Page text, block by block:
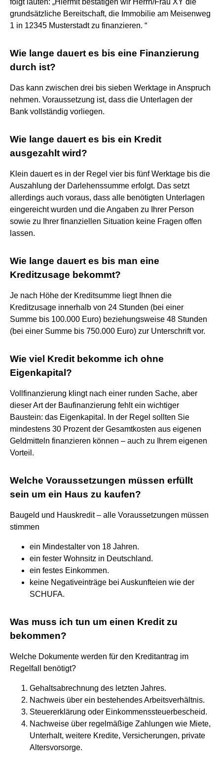
grundsätzliche Bereitschaft, die Immobilie am Meisenweg
1 in 12345 Musterstadt zu finanzieren. “
Wie lange dauert es bis eine Finanzierung
durch ist?
Das kann zwischen drei bis sieben Werktage in Anspruch
nehmen. Voraussetzung ist, dass die Unterlagen der
Bank vollständig vorliegen.
Wie lange dauert es bis ein Kredit
ausgezahlt wird?
Klein dauert es in der Regel vier bis fünf Werktage bis die
Auszahlung der Darlehenssumme erfolgt. Das setzt
allerdings auch voraus, dass alle benötigten Unterlagen
eingereicht wurden und die Angaben zu Ihrer Person
sowie zu Ihrer finanziellen Situation keine Fragen offen
lassen.
Wie lange dauert es bis man eine
Kreditzusage bekommt?
Je nach Höhe der Kreditsumme liegt Ihnen die
Kreditzusage innerhalb von 24 Stunden (bei einer
Summe bis 100.000 Euro) beziehungsweise 48 Stunden
(bei einer Summe bis 750.000 Euro) zur Unterschrift vor.
Wie viel Kredit bekomme ich ohne
Eigenkapital?
Vollfinanzierung klingt nach einer runden Sache, aber
dieser Art der Baufinanzierung fehlt ein wichtiger
Baustein: das Eigenkapital. In der Regel sollten Sie
mindestens 30 Prozent der Gesamtkosten aus eigenen
Geldmitteln finanzieren können – auch zu Ihrem eigenen
Vorteil.
Welche Voraussetzungen müssen erfüllt
sein um ein Haus zu kaufen?
Baugeld und Hauskredit – alle Voraussetzungen müssen
stimmen
ein Mindestalter von 18 Jahren.
ein fester Wohnsitz in Deutschland.
ein festes Einkommen.
keine Negativeinträge bei Auskunfteien wie der
SCHUFA.
Was muss ich tun um einen Kredit zu
bekommen?
Welche Dokumente werden für den Kreditantrag im
Regelfall benötigt?
Gehaltsabrechnung des letzten Jahres.
Nachweis über ein bestehendes Arbeitsverhältnis.
Steuererklärung oder Einkommenssteuerbescheid.
Nachweise über regelmäßige Zahlungen wie Miete,
Unterhalt, weitere Kredite, Versicherungen, private
Altersvorsorge.